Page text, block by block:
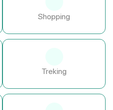
Shopping
Treking